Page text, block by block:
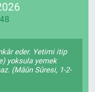
eder. Yetimi itip
yoksula yemek
(Mâûn Sûresi, 1-2-